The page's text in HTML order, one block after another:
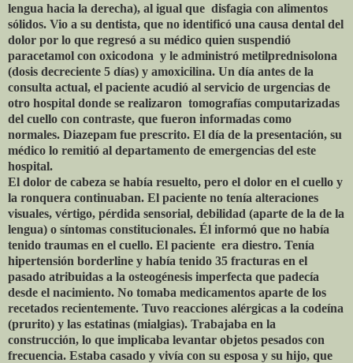
lengua hacia la derecha), al igual que disfagia con alimentos
sólidos. Vio a su dentista, que no identificó una causa dental del
dolor por lo que regresó a su médico quien suspendió
paracetamol con oxicodona y le administró metilprednisolona
(dosis decreciente 5 días) y amoxicilina. Un día antes de la
consulta actual, el paciente acudió al servicio de urgencias de
otro hospital donde se realizaron tomografías computarizadas
del cuello con contraste, que fueron informadas como
normales. Diazepam fue prescrito. El día de la presentación, su
médico lo remitió al departamento de emergencias del este
hospital.
El dolor de cabeza se había resuelto, pero el dolor en el cuello y
la ronquera continuaban. El paciente no tenía alteraciones
visuales, vértigo, pérdida sensorial, debilidad (aparte de la de la
lengua) o síntomas constitucionales. Él informó que no había
tenido traumas en el cuello. El paciente era diestro. Tenía
hipertensión borderline y había tenido 35 fracturas en el
pasado atribuidas a la osteogénesis imperfecta que padecía
desde el nacimiento. No tomaba medicamentos aparte de los
recetados recientemente. Tuvo reacciones alérgicas a la codeína
(prurito) y las estatinas (mialgias). Trabajaba en la
construcción, lo que implicaba levantar objetos pesados ​​con
frecuencia. Estaba casado y vivía con su esposa y su hijo, que